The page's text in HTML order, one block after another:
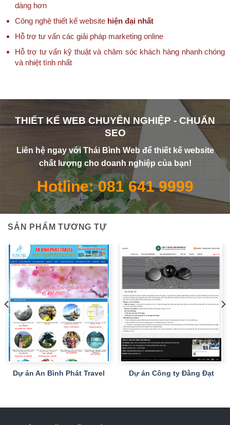
dàng hơn
Công nghệ thiết kế website hiện đại nhất
Hỗ trợ tư vấn các giải pháp marketing online
Hỗ trợ tư vấn kỹ thuật và chăm sóc khách hàng nhanh chóng
và nhiệt tình nhất
THIẾT KẾ WEB CHUYÊN NGHIỆP - CHUẨN
SEO
Liên hệ ngay với Thái Bình Web để thiết kế website
chất lượng cho doanh nghiệp của bạn!
Hotline: 081 641 9999
SẢN PHẨM TƯƠNG TỰ
Dự án An Bình Phát Travel Dự án Công ty Đằng Đạt